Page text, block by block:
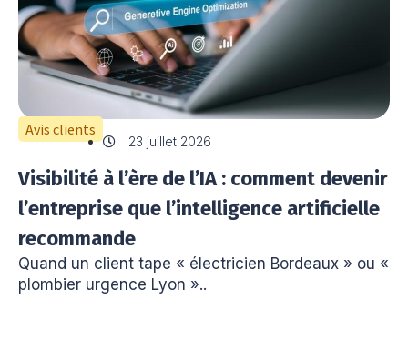
Avis clients
23 juillet 2026
Visibilité à l’ère de l’IA : comment devenir
l’entreprise que l’intelligence artificielle
recommande
Quand un client tape « électricien Bordeaux » ou «
plombier urgence Lyon »..